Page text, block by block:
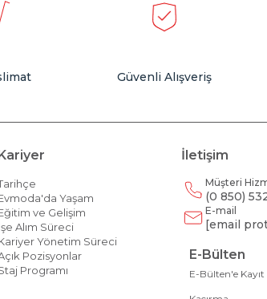
Güvenli Alışveriş
Yaşam
ve Gelişim
Alım Süreci
Yönetim Süreci
Pozisyonlar
Programı
İletişim
Müşteri
(0 850)
E-mail
[email
E-Bülten
E-Bülten'e Kayıt